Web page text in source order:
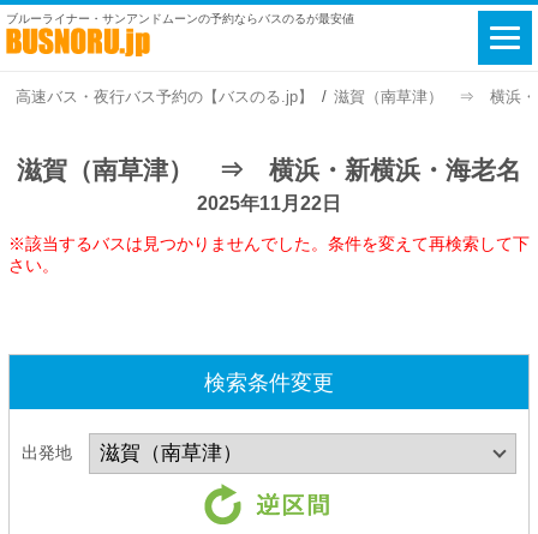
ブルーライナー・サンアンドムーンの予約ならバスのるが最安値
高速バス・夜行バス予約の【バスのる.jp】 滋賀（南草津） ⇒ 横浜・
滋賀（南草津） ⇒ 横浜・新横浜・海老名
2025年11月22日
※該当するバスは見つかりませんでした。条件を変えて再検索して下
さい。
検索条件変更
出発地